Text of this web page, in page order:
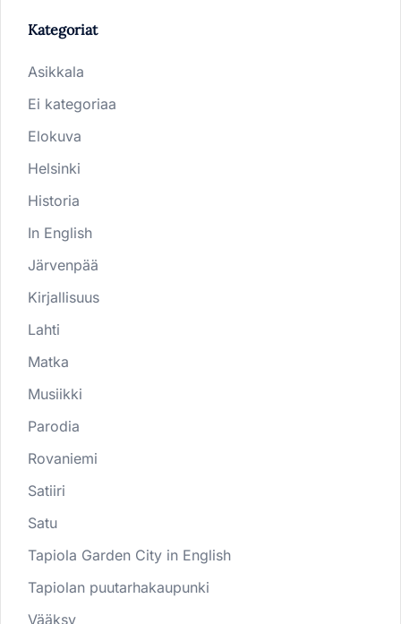
Kategoriat
Asikkala
Ei kategoriaa
Elokuva
Helsinki
Historia
In English
Järvenpää
Kirjallisuus
Lahti
Matka
Musiikki
Parodia
Rovaniemi
Satiiri
Satu
Tapiola Garden City in English
Tapiolan puutarhakaupunki
Vääksy